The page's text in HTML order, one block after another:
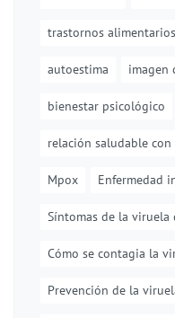
trastornos alimentarios
autoestima imagen
bienestar psicológico
relación saludable con
Mpox Enfermedad
Síntomas de la viruela
Cómo se contagia la
Prevención de la